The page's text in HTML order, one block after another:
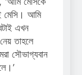
মেসি। আমি
এখন
তাহলে
সৌভাগ্যবান